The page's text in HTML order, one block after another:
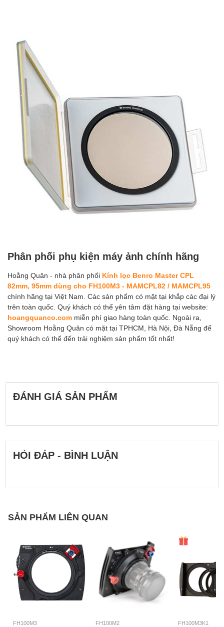
Phân phối phụ kiện máy ảnh chính hãng
Hoằng Quân - nhà phân phối Kính lọc Benro Master CPL
82mm, 95mm dùng cho FH100M3 - MAMCPL82 / MAMCPL95
chính hãng tại Việt Nam. Các sản phẩm có mặt tại khắp các đại lý
trên toàn quốc. Quý khách có thể yên tâm đặt hàng tại website:
hoangquanco.com miễn phí giao hàng toàn quốc. Ngoài ra,
Showroom Hoằng Quân có mặt tại TPHCM, Hà Nội, Đà Nẵng để
quý khách có thể đến trải nghiệm sản phẩm tốt nhất!
ĐÁNH GIÁ SẢN PHẨM
HỎI ĐÁP - BÌNH LUẬN
SẢN PHẨM LIÊN QUAN
FH100M3 FH100M2 FH100M3K1